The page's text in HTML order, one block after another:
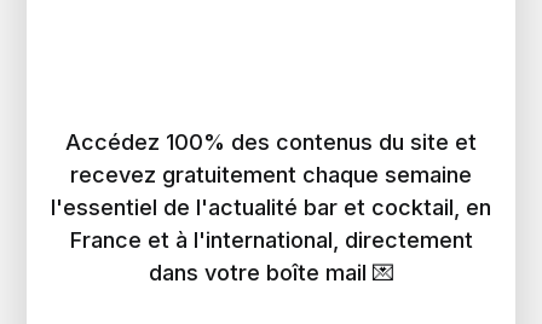
Accédez 100% des contenus du site et
recevez gratuitement chaque semaine
l'essentiel de l'actualité bar et cocktail, en
France et à l'international, directement
dans votre boîte mail 💌